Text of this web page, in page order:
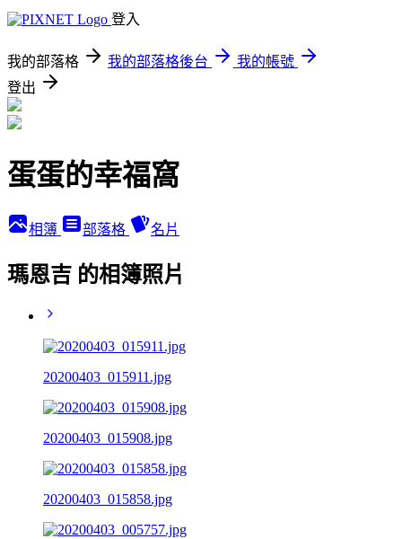
登入
我的部落格 我的部落格後台
我的帳號
登出
蛋蛋的幸福窩
相簿 部落格 名片
瑪恩吉 的相簿照片
20200403_015911.jpg
20200403_015908.jpg
20200403_015858.jpg